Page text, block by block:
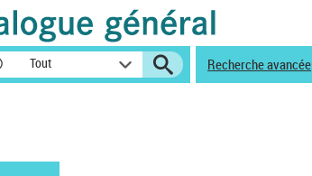
Tout Recherche avancée